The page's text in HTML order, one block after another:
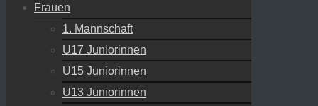
Frauen
1. Mannschaft
U17 Juniorinnen
U15 Juniorinnen
U13 Juniorinnen